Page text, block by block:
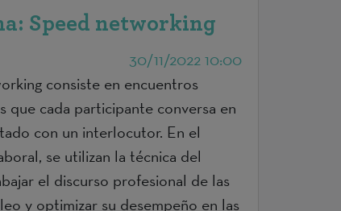
Speed networking
30/11/2022 10:00
consiste en encuentros
que cada participante conversa en
con un interlocutor. En el
se utilizan la técnica del
el discurso profesional de las
y optimizar su desempeño en las